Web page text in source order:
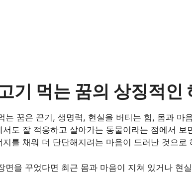
기 먹는 꿈의 상징적인
는 꿈은 끈기, 생명력, 현실을 버티는 힘, 몸과 마
서도 잘 적응하고 살아가는 동물이라는 점에서 보
지를 채워 더 단단해지려는 마음이 드러난 것으로
면을 꾸었다면 최근 몸과 마음이 지쳐 있거나 현